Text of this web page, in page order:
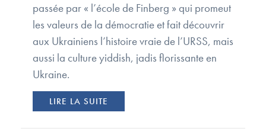
passée par « l’école de Finberg » qui promeut
les valeurs de la démocratie et fait découvrir
aux Ukrainiens l’histoire vraie de l’URSS, mais
aussi la culture yiddish, jadis florissante en
Ukraine.
LIRE LA SUITE